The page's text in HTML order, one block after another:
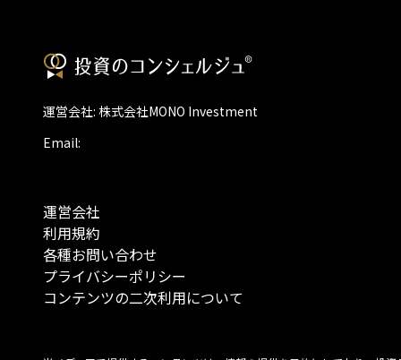
運営会社: 株式会社MONO Investment
Email:
運営会社
利用規約
各種お問い合わせ
プライバシーポリシー
コンテンツの二次利用について